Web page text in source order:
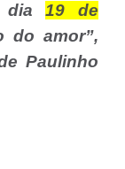
dia19 de
do amor”,
Paulinho